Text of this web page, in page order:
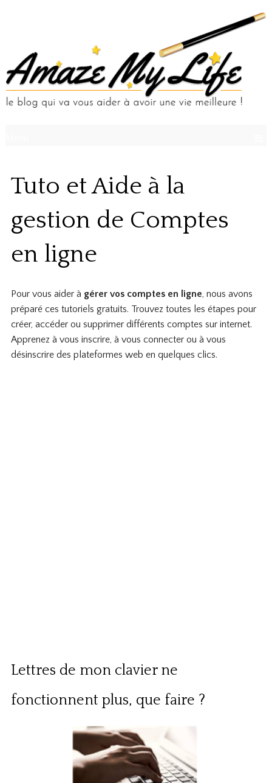
Tuto et Aide à la
gestion de Comptes
en ligne
Pour vous aider à gérer vos comptes en ligne, nous avons
préparé ces tutoriels gratuits. Trouvez toutes les étapes pour
créer, accéder ou supprimer différents comptes sur internet.
Apprenez à vous inscrire, à vous connecter ou à vous
désinscrire des plateformes web en quelques clics.
Lettres de mon clavier ne
fonctionnent plus, que faire ?